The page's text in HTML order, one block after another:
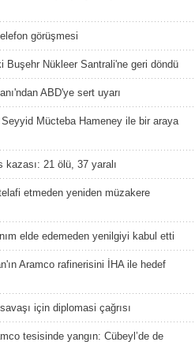
görüşmesi
Buşehr Nükleer Santrali'ne geri döndü
ABD'ye sert uyarı
Mücteba Hameney ile bir araya
kazası: 21 ölü, 37 yaralı
etmeden yeniden müzakere
elde edemeden yenilgiyi kabul etti
Aramco rafinerisini İHA ile hedef
için diplomasi çağrısı
tesisinde yangın: Cübeyl’de de